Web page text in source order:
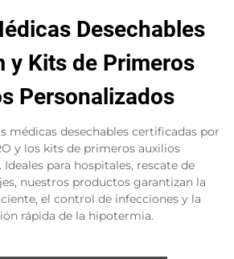
Desechables
y Kits de Primeros
Personalizados
médicas desechables certificadas por
y los kits de primeros auxilios
Ideales para hospitales, rescate de
nuestros productos garantizan la
el control de infecciones y la
rápida de la hipotermia.